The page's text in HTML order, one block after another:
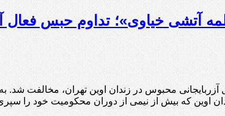
خیاوی»؛ تداوم حبس فعال
اوین که بیش از نیمی از دوران محکومیت خود را